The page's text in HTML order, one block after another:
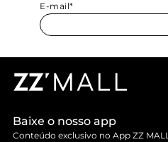
E-mail*
Baixe o nosso app
Conteúdo exclusivo no App ZZ